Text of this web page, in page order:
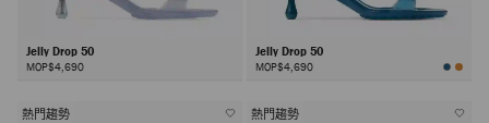
Jelly Drop 50
MOP$4,690
Jelly Drop 50
MOP$4,690
熱門趨勢 熱門趨勢